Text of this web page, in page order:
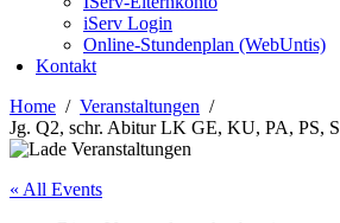
iServ Login
Online-Stundenplan (WebUntis)
Kontakt
Home
Veranstaltungen
Jg. Q2, schr. Abitur LK GE, KU, PA, PS,
« All Events